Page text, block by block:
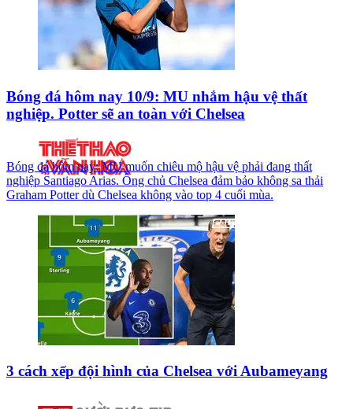
Bóng đá hôm nay 10/9: MU nhắm hậu vệ thất
nghiệp. Potter sẽ an toàn với Chelsea
Bóng đá hôm nay: MU muốn chiêu mộ hậu vệ phải đang thất
nghiệp Santiago Arias. Ông chủ Chelsea đảm bảo không sa thải
Graham Potter dù Chelsea không vào top 4 cuối mùa.
3 cách xếp đội hình của Chelsea với Aubameyang